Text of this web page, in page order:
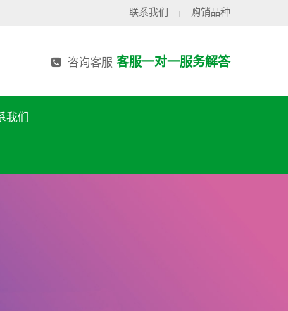
联系我们 | 购销品种
咨询客服 客服一对一服务解答
我们